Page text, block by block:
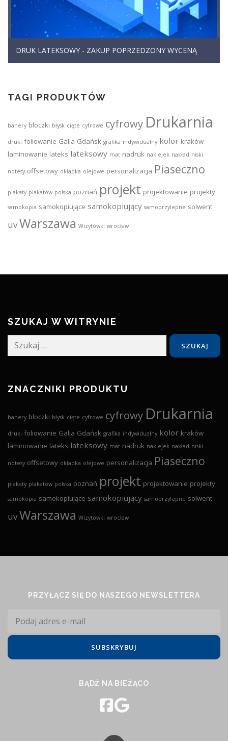
DRUK LATEKSOWY - ZAKUP POPRZEDZONY WYCENĄ
TAGI PRODUKTÓW
banery bloczki błysk cięte cyfrowe cyfrowy Drukarnia
druki foliowanie Galia Gdańsk grafika indywidualny kolor kraków
laminowanie lateks lateksowy mat nadruk naklejek nakład niski
notesy offsetowy okładka olejowe personalizacja Piaseczno
plakaty plakatów polska poznań projekt projektowanie projekty
samokopia samokopiujące samokopiujący samoprzylepne solwent
uvWarszawa Wizytówki wrocław
SZUKAJ W WITRYNIE
Szukaj:
ZNACZNIKI PRODUKTU
banery bloczki błysk cięte cyfrowe cyfrowy Drukarnia
druki foliowanie Galia Gdańsk grafika indywidualny kolor kraków
laminowanie lateks lateksowy mat nadruk naklejek nakład niski
notesy offsetowy okładka olejowe personalizacja Piaseczno
plakaty plakatów polska poznań projekt projektowanie projekty
samokopia samokopiujące samokopiujący samoprzylepne solwent
uvWarszawa Wizytówki wrocław
PRZYŁĄCZ SIĘ DO NASZEGO NEWSLETTERA
BĄDŹ NA BIEŻĄCO